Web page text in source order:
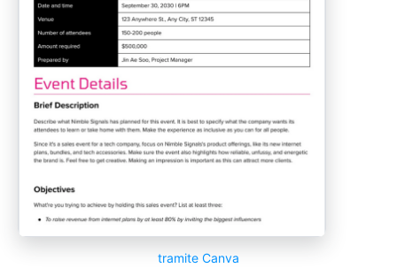
tramite Canva